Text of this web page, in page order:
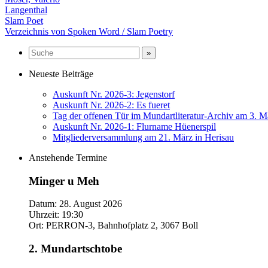
Langenthal
Slam Poet
Verzeichnis von Spoken Word / Slam Poetry
Neueste Beiträge
Auskunft Nr. 2026-3: Jegenstorf
Auskunft Nr. 2026-2: Es fueret
Tag der offenen Tür im Mundartliteratur-Archiv am 3.
Auskunft Nr. 2026-1: Flurname Hüenerspil
Mitgliederversammlung am 21. März in Herisau
Anstehende Termine
Minger u Meh
Datum: 28. August 2026
Uhrzeit: 19:30
Ort: PERRON-3, Bahnhofplatz 2, 3067 Boll
2. Mundartschtobe